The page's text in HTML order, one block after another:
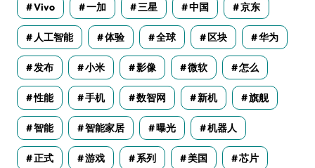
Vivo 一加 三星 中国 京东
人工智能 体验 全球 区块 华为
发布 小米 影像 微软 怎么
性能 手机 数智网 新机 旗舰
智能 智能家居 曝光 机器人
正式 游戏 系列 美国 芯片